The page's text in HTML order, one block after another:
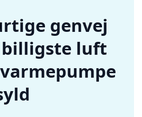
genvej
luft